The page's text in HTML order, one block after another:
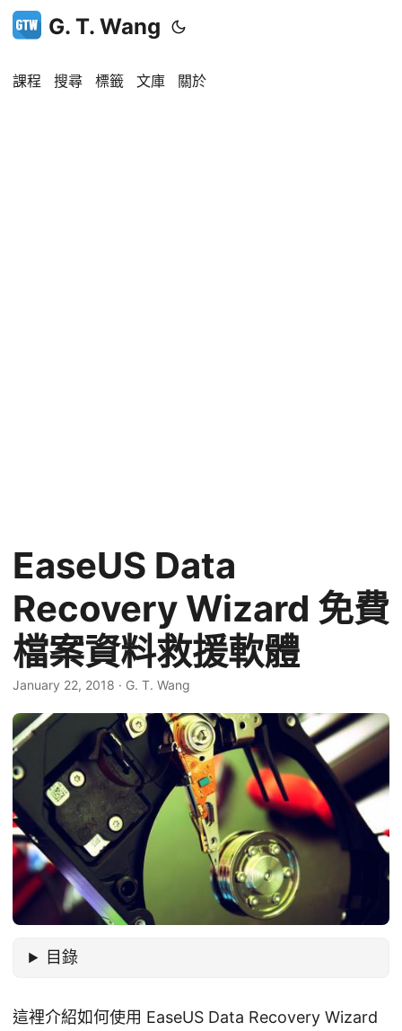
G. T. Wang
課程 搜尋 標籤 文庫 關於
EaseUS Data
Recovery Wizard 免費
檔案資料救援軟體
January 22, 2018 · G. T. Wang
目錄
這裡介紹如何使用 EaseUS Data Recovery Wizard